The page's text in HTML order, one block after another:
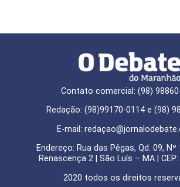
Contato comercial: (98)
Redação: (98)99170-0114 e (98)
E-mail:
Endereço: Rua das Pêgas, Qd. 09,
Renascença 2 | São Luís – MA |
2020 todos os direitos